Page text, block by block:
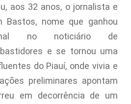
aos 32 anos, o jornalista e
Bastos, nome que ganhou
no noticiário de
e se tornou uma
do Piauí, onde vivia e
preliminares apontam
em decorrência de um